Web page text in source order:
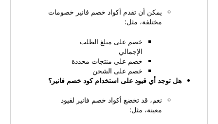
يمكن أن تقدم أكواد خصم فانير خصومات
مختلفة، مثل:
خصم على مبلغ الطلب
الإجمالي
خصم على منتجات محددة
خصم على الشحن
هل توجد أي قيود على استخدام كود خصم فانير؟
نعم، قد تخضع أكواد خصم فانير لقيود
معينة، مثل: